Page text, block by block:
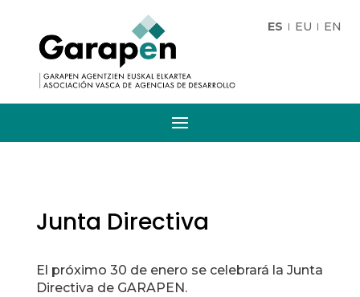
ES EU EN
Junta Directiva
El próximo 30 de enero se celebrará la Junta
Directiva de GARAPEN.